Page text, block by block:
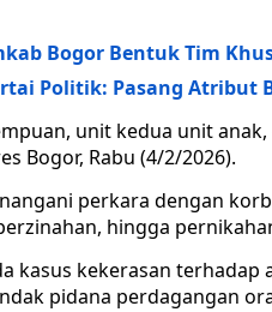
Bogor Bentuk Tim
Politik: Pasang Atribut
unit kedua unit anak,
Bogor, Rabu (4/2/2026).
perkara dengan
hingga
kasus kekerasan terhadap
pidana perdagangan